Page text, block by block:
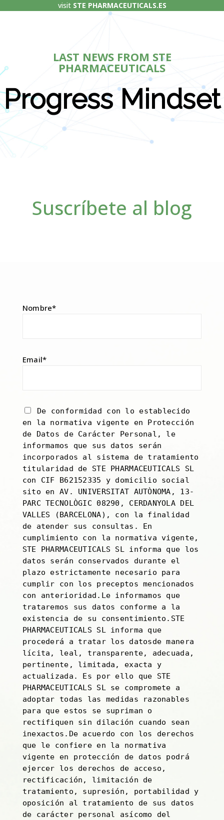
visit STE PHARMACEUTICALS.ES
LAST NEWS FROM STE
PHARMACEUTICALS
Progress Mindset
Suscríbete al blog
Nombre*
Email*
De conformidad con lo establecido
en la normativa vigente en Protección
de Datos de Carácter Personal, le
informamos que sus datos serán
incorporados al sistema de tratamiento
titularidad de STE PHARMACEUTICALS SL
con CIF B62152335 y domicilio social
sito en AV. UNIVERSITAT AUTÒNOMA, 13-
PARC TECNOLÒGIC 08290, CERDANYOLA DEL
VALLES (BARCELONA), con la finalidad
de atender sus consultas. En
cumplimiento con la normativa vigente,
STE PHARMACEUTICALS SL informa que los
datos serán conservados durante el
plazo estrictamente necesario para
cumplir con los preceptos mencionados
con anterioridad.Le informamos que
trataremos sus datos conforme a la
existencia de su consentimiento.STE
PHARMACEUTICALS SL informa que
procederá a tratar los datosde manera
lícita, leal, transparente, adecuada,
pertinente, limitada, exacta y
actualizada. Es por ello que STE
PHARMACEUTICALS SL se compromete a
adoptar todas las medidas razonables
para que estos se supriman o
rectifiquen sin dilación cuando sean
inexactos.De acuerdo con los derechos
que le confiere en la normativa
vigente en protección de datos podrá
ejercer los derechos de acceso,
rectificación, limitación de
tratamiento, supresión, portabilidad y
oposición al tratamiento de sus datos
de carácter personal asícomo del